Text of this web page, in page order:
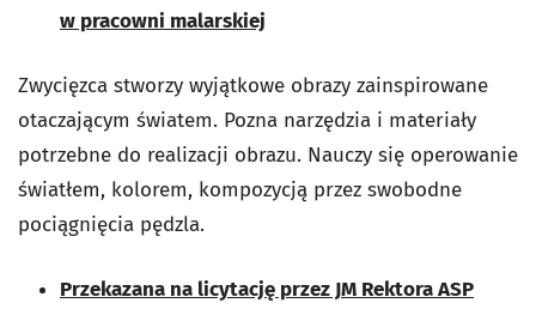
w pracowni malarskiej
Zwycięzca stworzy wyjątkowe obrazy zainspirowane
otaczającym światem. Pozna narzędzia i materiały
potrzebne do realizacji obrazu. Nauczy się operowanie
światłem, kolorem, kompozycją przez swobodne
pociągnięcia pędzla.
Przekazana na licytację przez JM Rektora ASP